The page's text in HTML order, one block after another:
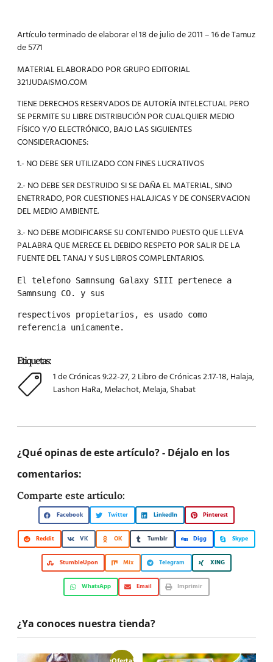
Artículo terminado de elaborar el 18 de julio de 2011 – 16 de Tamuz
de 5771
MATERIAL ELABORADO POR GRUPO EDITORIAL
321JUDAISMO.COM
TIENE DERECHOS RESERVADOS DE AUTORÍA INTELECTUAL PERO
SE PERMITE SU LIBRE DISTRIBUCIÓN POR CUALQUIER MEDIO
FÍSICO Y/O ELECTRÓNICO, BAJO LAS SIGUIENTES
CONSIDERACIONES:
1.- NO DEBE SER UTILIZADO CON FINES LUCRATIVOS
2.- NO DEBE SER DESTRUIDO SI SE DAÑA EL MATERIAL, SINO
ENETRRADO, POR CUESTIONES HALAJICAS Y DE CONSERVACION
DEL MEDIO AMBIENTE.
3.- NO DEBE MODIFICARSE SU CONTENIDO PUESTO QUE LLEVA
PALABRA QUE MERECE EL DEBIDO RESPETO POR SALIR DE LA
FUENTE DEL TANAJ Y SUS LIBROS COMPLENTARIOS.
El telefono Samnsung Galaxy SIII pertenece a
Samnsung CO. y sus
respectivos propietarios, es usado como
referencia unicamente.
Etiquetas:
1 de Crónicas 9:22-27,2 Libro de Crónicas 2:17-18,Halaja,
Lashon HaRa,Melachot,Melaja,Shabat
¿Qué opinas de este artículo? - Déjalo en los
comentarios:
Comparte este artículo:
Facebook Twitter LinkedIn Pinterest
Reddit VK OK Tumblr Digg Skype
StumbleUpon Mix Telegram XING
WhatsApp Email Imprimir
¿Ya conoces nuestra tienda?